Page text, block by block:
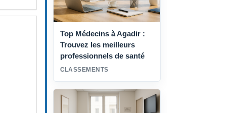
Top Médecins à Agadir :
Trouvez les meilleurs
professionnels de santé
CLASSEMENTS